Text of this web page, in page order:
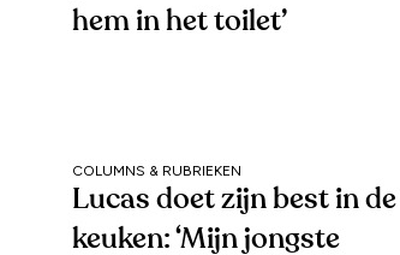
hem in het toilet’
COLUMNS & RUBRIEKEN
Lucas doet zijn best in de
keuken: ‘Mijn jongste